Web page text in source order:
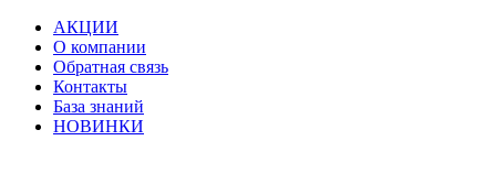
АКЦИИ
О компании
Обратная связь
Контакты
База знаний
НОВИНКИ